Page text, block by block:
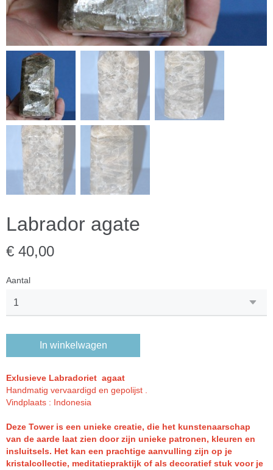
Labrador agate
€ 40,00
Aantal
In winkelwagen
Exlusieve Labradoriet agaat
Handmatig vervaardigd en gepolijst .
Vindplaats : Indonesia
Deze Tower is een unieke creatie, die het kunstenaarschap
van de aarde laat zien door zijn unieke patronen, kleuren en
insluitsels. Het kan een prachtige aanvulling zijn op je
kristalcollectie, meditatiepraktijk of als decoratief stuk voor je